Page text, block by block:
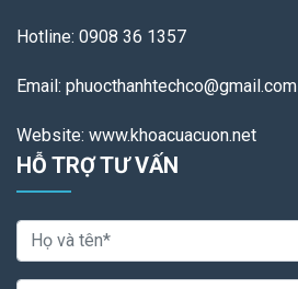
Hotline: 0908 36 1357
Email: phuocthanhtechco@gmail.com
Website: www.khoacuacuon.net
HỖ TRỢ TƯ VẤN